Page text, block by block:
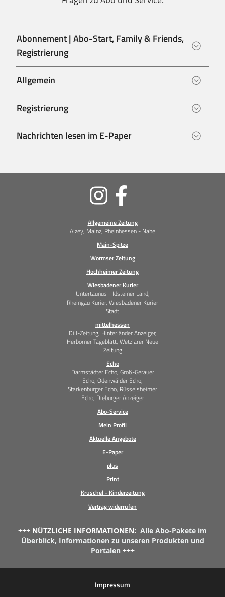
Abonnement | Abo-Start, Family & Friends,
Registrierung
Allgemein
Registrierung
Nachrichten lesen im E-Paper
Allgemeine Zeitung
Alzey, Mainz, Rheinhessen - Nahe
Main-Spitze
Wormser Zeitung
Hochheimer Zeitung
Wiesbadener Kurier
Untertaunus - Idsteiner Land,
Rheingau Kurier, Wiesbadener Kurier
Stadt
mittelhessen
Dill-Zeitung, Hinterländer Anzeiger,
Herborner Tageblatt, Wetzlarer Neue
Zeitung
Echo
Darmstädter Echo, Groß-Gerauer
Echo, Odenwälder Echo,
Starkenburger Echo, Rüsselsheimer
Echo, Dieburger Anzeiger
Abo-Service
Mein Profil
Aktuelle Angebote
E-Paper
plus
Print
Kruschel - Kinderzeitung
Vertrag widerrufen
Soziale
Medien
+++ NÜTZLICHE INFORMATIONEN: Alle Abo-Pakete im
Überblick, Informationen zu unseren Produkten und
Portalen +++
Impressum